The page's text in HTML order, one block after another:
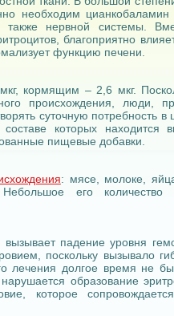
необходим
также нервной системы.
благоприятно
функцию печени.
кормящим – 2,6 мкг.
происхождения, люди,
суточную потребность
которых находится
пищевые добавки.
: мясе, молоке,
Небольшое его
падение уровня
поскольку вызывало
лечения долгое время не
образование
которое